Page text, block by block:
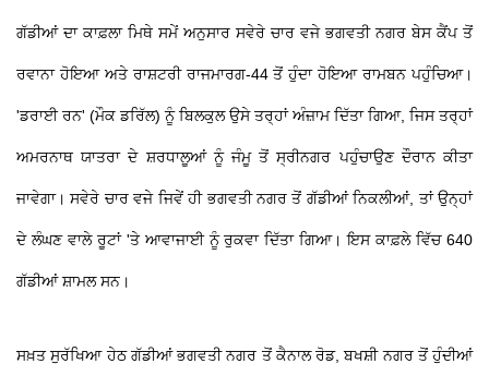
ਗੱਡੀਆਂ ਦਾ ਕਾਫ਼ਲਾ ਮਿਥੇ ਸਮੇਂ ਅਨੁਸਾਰ ਸਵੇਰੇ ਚਾਰ ਵਜੇ ਭਗਵਤੀ ਨਗਰ ਬੇਸ ਕੈਂਪ ਤੋਂ
ਰਵਾਨਾ ਹੋਇਆ ਅਤੇ ਰਾਸ਼ਟਰੀ ਰਾਜਮਾਰਗ-44 ਤੋਂ ਹੁੰਦਾ ਹੋਇਆ ਰਾਮਬਨ ਪਹੁੰਚਿਆ।
'ਡਰਾਈ ਰਨ' (ਮੌਕ ਡਰਿੱਲ) ਨੂੰ ਬਿਲਕੁਲ ਉਸੇ ਤਰ੍ਹਾਂ ਅੰਜ਼ਾਮ ਦਿੱਤਾ ਗਿਆ, ਜਿਸ ਤਰ੍ਹਾਂ
ਅਮਰਨਾਥ ਯਾਤਰਾ ਦੇ ਸ਼ਰਧਾਲੂਆਂ ਨੂੰ ਜੰਮੂ ਤੋਂ ਸ੍ਰੀਨਗਰ ਪਹੁੰਚਾਉਣ ਦੌਰਾਨ ਕੀਤਾ
ਜਾਵੇਗਾ। ਸਵੇਰੇ ਚਾਰ ਵਜੇ ਜਿਵੇਂ ਹੀ ਭਗਵਤੀ ਨਗਰ ਤੋਂ ਗੱਡੀਆਂ ਨਿਕਲੀਆਂ, ਤਾਂ ਉਨ੍ਹਾਂ
ਦੇ ਲੰਘਣ ਵਾਲੇ ਰੂਟਾਂ 'ਤੇ ਆਵਾਜਾਈ ਨੂੰ ਰੁਕਵਾ ਦਿੱਤਾ ਗਿਆ। ਇਸ ਕਾਫ਼ਲੇ ਵਿੱਚ 640
ਗੱਡੀਆਂ ਸ਼ਾਮਲ ਸਨ।
ਸਖ਼ਤ ਸੁਰੱਖਿਆ ਹੇਠ ਗੱਡੀਆਂ ਭਗਵਤੀ ਨਗਰ ਤੋਂ ਕੈਨਾਲ ਰੋਡ, ਬਖਸ਼ੀ ਨਗਰ ਤੋਂ ਹੁੰਦੀਆਂ